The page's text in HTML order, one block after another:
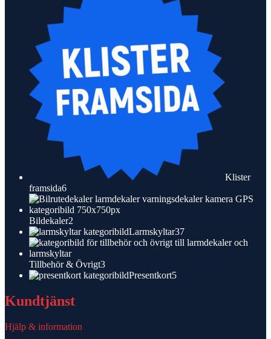
Klister
framsida66
produkter
Bildekaler2
produkter
Larmskyltar3737
produkter
Tillbehör & Övrigt33
produkterPresentkort55
Kundtjänst
Hjälp & information